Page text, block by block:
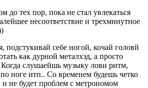
до тех пор, пока не стал увлекаться
несоответствие и трехминутное
подстукивай себе ногой, кочай головй
как дурной металхэд, а просто
слушаейшь музыку лови ритм,
ноге итп.. Со временем будешь четко
и не будет проблем с метрономом